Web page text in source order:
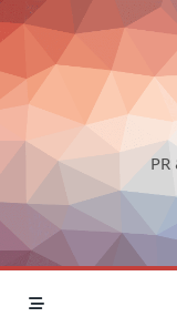
Skip
to
content